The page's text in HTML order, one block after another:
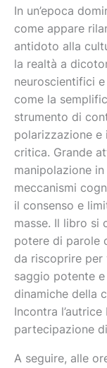
In un’epoca
come appare
antidoto alla
la realtà a
neuroscientifici
come la
strumento di
polarizzazione e
critica. Grande
manipolazione
meccanismi
il consenso e
masse. Il libro si
potere di parole
da riscoprire per
saggio potente
dinamiche della
Incontra
partecipazione
A seguire, alle